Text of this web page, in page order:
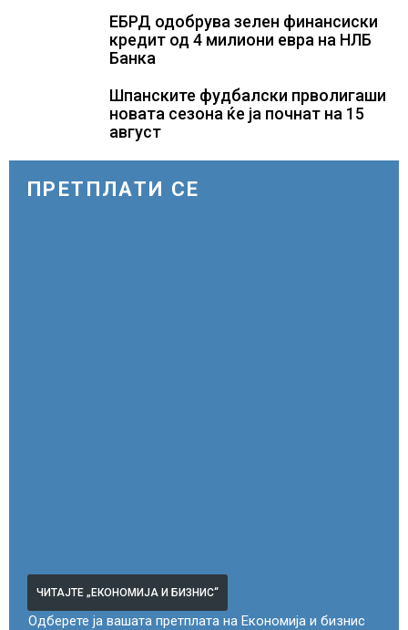
ЕБРД одобрува зелен финансиски
кредит од 4 милиони евра на НЛБ
Банка
Шпанските фудбалски прволигаши
новата сезона ќе ја почнат на 15
август
ПРЕТПЛАТИ СЕ
ЧИТАЈТЕ „ЕКОНОМИЈА И БИЗНИС“
Одберете ја вашата претплата на Економија и бизнис